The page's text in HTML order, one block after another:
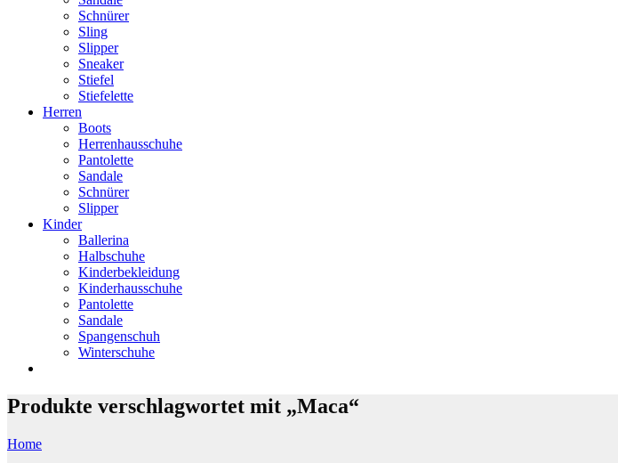
Schnürer
Sling
Slipper
Sneaker
Stiefel
Stiefelette
Herren
Boots
Herrenhausschuhe
Pantolette
Sandale
Schnürer
Slipper
Kinder
Ballerina
Halbschuhe
Kinderbekleidung
Kinderhausschuhe
Pantolette
Sandale
Spangenschuh
Winterschuhe
Produkte verschlagwortet mit „Maca“
Home